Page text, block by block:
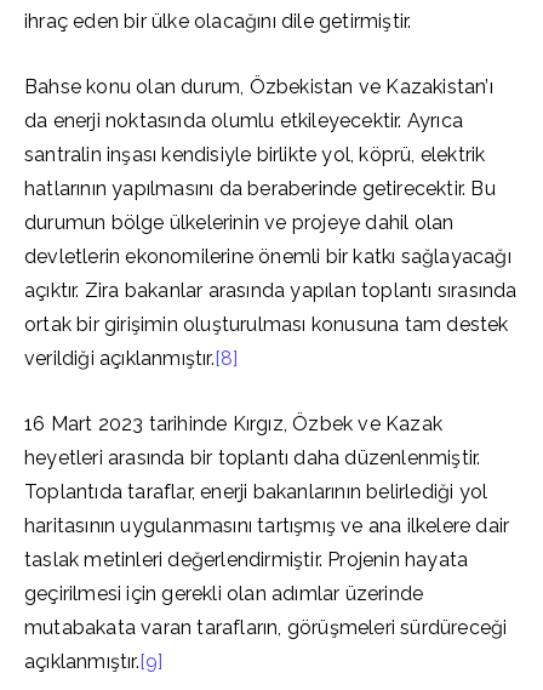
ihraç eden bir ülke olacağını dile getirmiştir.
Bahse konu olan durum, Özbekistan ve Kazakistan’ı
da enerji noktasında olumlu etkileyecektir. Ayrıca
santralin inşası kendisiyle birlikte yol, köprü, elektrik
hatlarının yapılmasını da beraberinde getirecektir. Bu
durumun bölge ülkelerinin ve projeye dahil olan
devletlerin ekonomilerine önemli bir katkı sağlayacağı
açıktır. Zira bakanlar arasında yapılan toplantı sırasında
ortak bir girişimin oluşturulması konusuna tam destek
verildiği açıklanmıştır.[8]
16 Mart 2023 tarihinde Kırgız, Özbek ve Kazak
heyetleri arasında bir toplantı daha düzenlenmiştir.
Toplantıda taraflar, enerji bakanlarının belirlediği yol
haritasının uygulanmasını tartışmış ve ana ilkelere dair
taslak metinleri değerlendirmiştir. Projenin hayata
geçirilmesi için gerekli olan adımlar üzerinde
mutabakata varan tarafların, görüşmeleri sürdüreceği
açıklanmıştır.[9]